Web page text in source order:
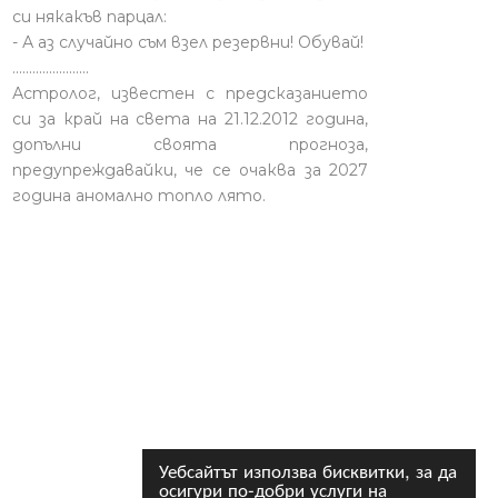
Уебсайтът използва бисквитки, за да
осигури по-добри услуги на
си някакъв парцал:
- А аз случайно съм взел резервни! Обувай!
.......................
Астролог, известен с предсказанието
си за край на света на 21.12.2012 година,
допълни своята прогноза,
предупреждавайки, че се очаква за 2027
година аномално топло лято.